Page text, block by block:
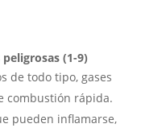
(1-9)
de todo tipo, gases
combustión rápida.
pueden inflamarse,